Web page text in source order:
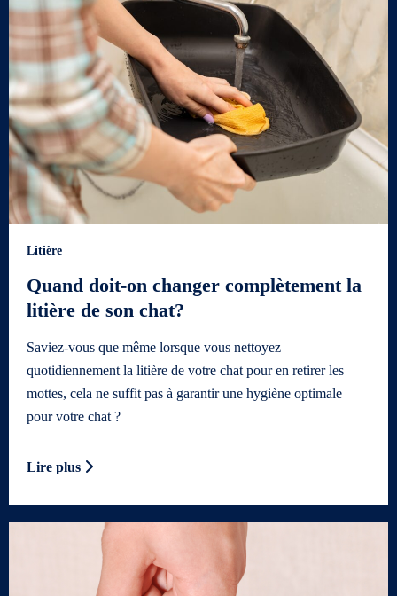
Litière
Quand doit-on changer complètement la
litière de son chat?
Saviez-vous que même lorsque vous nettoyez
quotidiennement la litière de votre chat pour en retirer les
mottes, cela ne suffit pas à garantir une hygiène optimale
pour votre chat ?
Lire plus